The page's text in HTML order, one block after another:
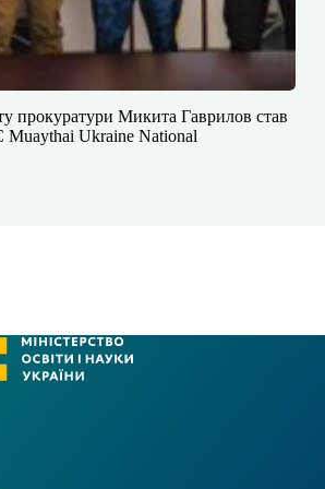
прокуратури Микита Гаврилов став
Ukraine National